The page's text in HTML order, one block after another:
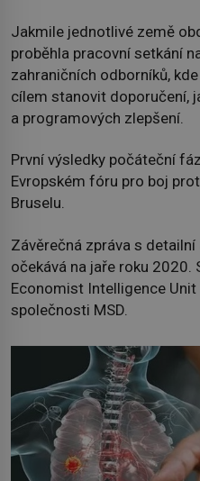
Jakmile jednotlivé země
proběhla pracovní setkání
zahraničních odborníků,
cílem stanovit doporučení,
a programových zlepšení.
První výsledky počáteční
Evropském fóru pro boj
Bruselu.
Závěrečná zpráva s
očekává na jaře roku 2020.
Economist Intelligence
společnosti MSD.